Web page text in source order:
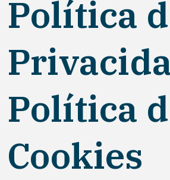
Política
Política
Cookies